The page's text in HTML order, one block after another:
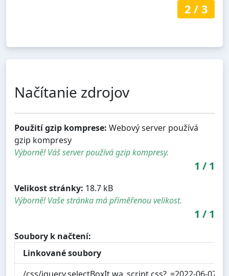
2/ 3
Načítanie zdrojov
Použití gzip komprese: Webový server používá
gzip kompresy
Výborně! Váš server používá gzip kompresy.
1 / 1
Velikost stránky: 18.7 kB
Výborně! Vaše stránka má přiměřenou velikost.
1 / 1
Soubory k načtení:
Linkované soubory